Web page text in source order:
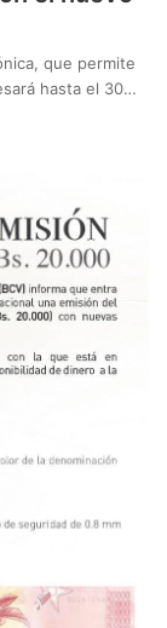
que permite
hasta el 30…